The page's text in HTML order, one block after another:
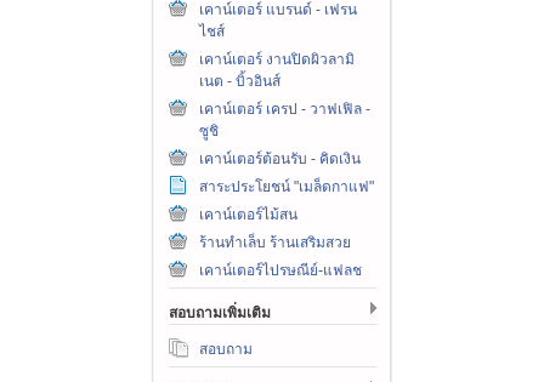
เคาน์เตอร์ แบรนด์ - เฟรน
ไชส์
เคาน์เตอร์ งานปิดผิวลามิ
เนต - บิ้วอินส์
เคาน์เตอร์ เครป - วาฟเฟิล -
ซูชิ
เคาน์เตอร์ต้อนรับ - คิดเงิน
สาระประโยชน์ "เมล็ดกาแฟ"
เคาน์เตอร์ไม้สน
ร้านทำเล็บ ร้านเสริมสวย
เคาน์เตอร์ไปรษณีย์-แฟลช
สอบถามเพิ่มเติม
สอบถาม